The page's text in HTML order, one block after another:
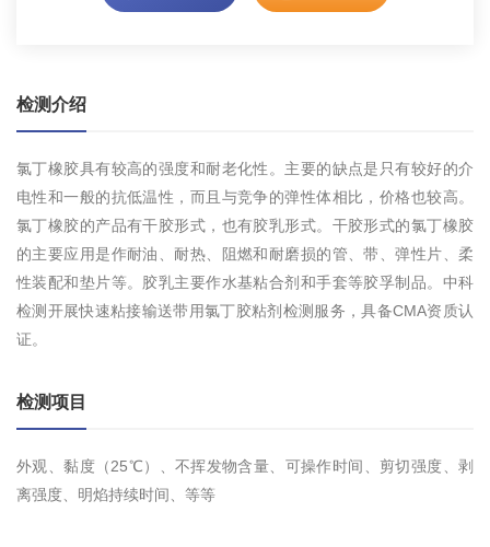
检测介绍
氯丁橡胶具有较高的强度和耐老化性。主要的缺点是只有较好的介
电性和一般的抗低温性，而且与竞争的弹性体相比，价格也较高。
氯丁橡胶的产品有干胶形式，也有胶乳形式。干胶形式的氯丁橡胶
的主要应用是作耐油、耐热、阻燃和耐磨损的管、带、弹性片、柔
性装配和垫片等。胶乳主要作水基粘合剂和手套等胶孚制品。中科
检测开展快速粘接输送带用氯丁胶粘剂检测服务，具备CMA资质认
证。
检测项目
外观、黏度（25℃）、不挥发物含量、可操作时间、剪切强度、剥
离强度、明焰持续时间、等等